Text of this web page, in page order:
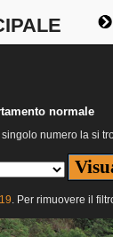
normale
numero la si
. Per rimuovere il